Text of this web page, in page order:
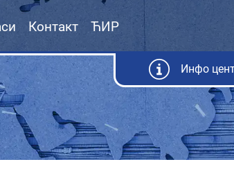
Контакт ЋИР
Инфо